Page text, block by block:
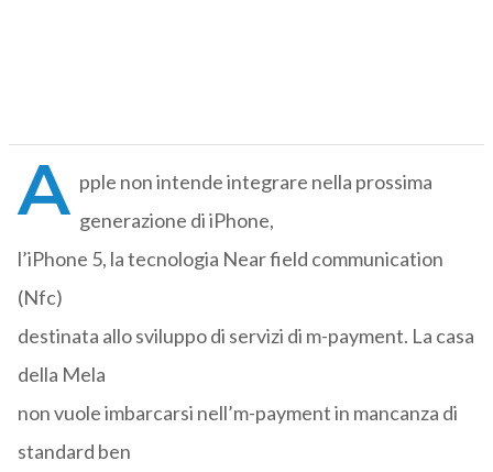
A pple non intende integrare nella prossima
generazione di iPhone,
l’iPhone 5, la tecnologia Near field communication
(Nfc)
destinata allo sviluppo di servizi di m-payment. La casa
della Mela
non vuole imbarcarsi nell’m-payment in mancanza di
standard ben